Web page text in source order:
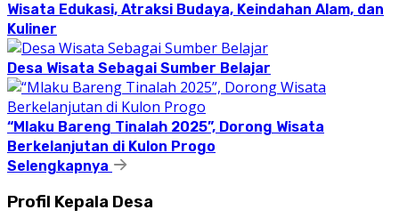
Wisata Edukasi, Atraksi Budaya, Keindahan Alam, dan
Kuliner
Desa Wisata Sebagai Sumber Belajar
“Mlaku Bareng Tinalah 2025”, Dorong Wisata
Berkelanjutan di Kulon Progo
Selengkapnya
Profil Kepala Desa